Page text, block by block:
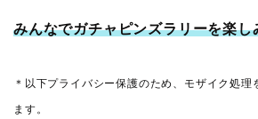
みんなでガチャピンズラリーを楽し
＊以下プライバシー保護のため、モザイク処理
ます。